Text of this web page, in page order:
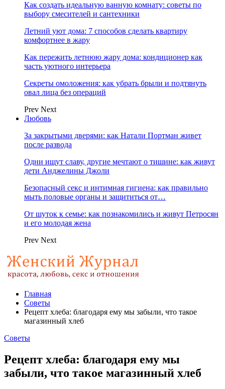
Как создать идеальную ванную комнату: советы по
выбору смесителей и сантехники
Летний уют дома: 7 способов сделать квартиру
комфортнее в жару
Как пережить летнюю жару дома: кондиционер как
часть уютного интерьера
Секреты омоложения: как убрать брыли и подтянуть
овал лица без операций
Prev Next
Любовь
За закрытыми дверями: как Натали Портман живет
после развода
Одни ищут славу, другие мечтают о тишине: как живут
дети Анджелины Джоли
Безопасный секс и интимная гигиена: как правильно
мыть половые органы и защититься от…
От шуток к семье: как познакомились и живут Петросян
и его молодая жена
Prev Next
Главная
Советы
Рецепт хлеба: благодаря ему мы забыли, что такое
магазинный хлеб
Советы
Рецепт хлеба: благодаря ему мы
забыли, что такое магазинный хлеб